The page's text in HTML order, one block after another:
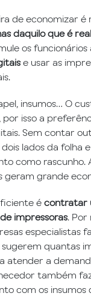
de economizar é
daquilo que é
os
e usar as
insumos… O
isso a
Sem contar
lados da folha
como rascunho.
geram grande
é contratar
impressoras. Por
especialistas
quantas
atender a
também
com os insumos